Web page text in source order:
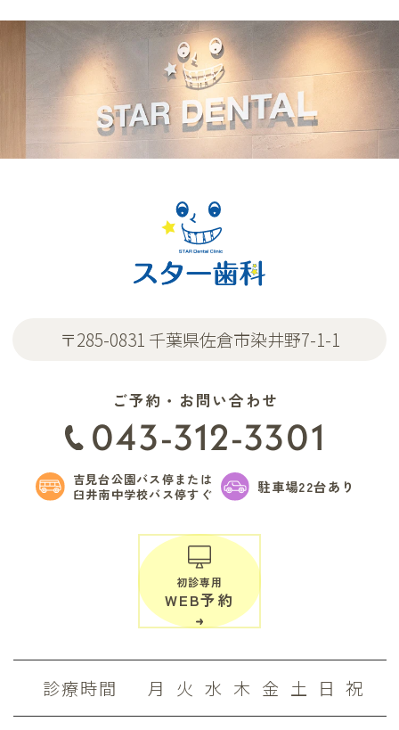
〒285-0831 千葉県佐倉市染井野7-1-1
ご予約・お問い合わせ
043-312-3301
吉見台公園バス停または
臼井南中学校バス停すぐ
駐車場22台あり
初診専用
WEB予約
診療時間 月 火 水 木 金 土 日 祝